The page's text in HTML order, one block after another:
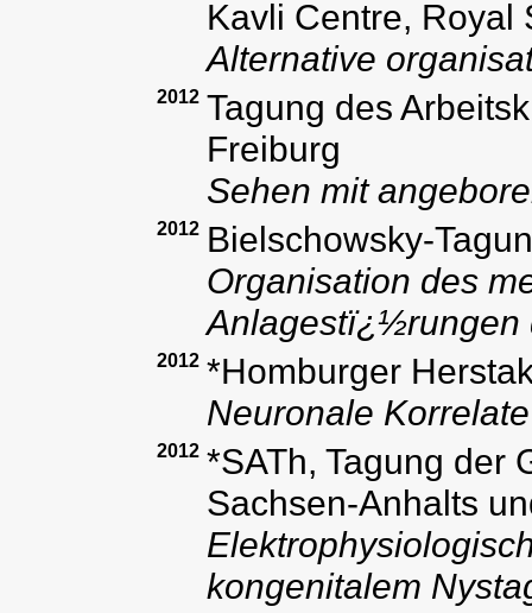
Kavli Centre, Royal
Alternative
2012 Tagung des
Freiburg
Sehen mit
2012 Bielschowsky-
Organisation des
Anlagestï¿½rungen
2012 *Homburger
Neuronale
2012 *SATh, Tagung der
Sachsen-Anhalts
kongenitalem